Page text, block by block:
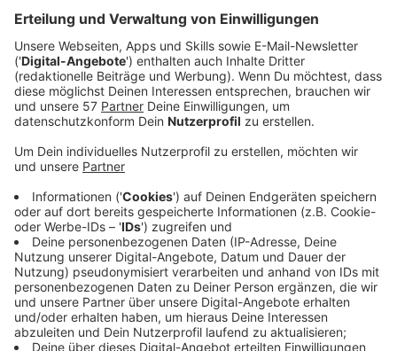
die meisten Einsätze geflogen. Laut der neuen
Luftrettungsbilanz des ADAC für 2024 war „Christoph
Europa 1“ mit 1684 Einsätzen am häufigsten
unterwegs. (Im Jahr 2023 ist er noch 1715 Mal zu
Rettungseinsätzen abgehoben.)
Ursache Nummer eins waren für die ADAC-
Rettungshubschrauber in rund 44 Prozent der Flüge
Verletzungen nach Unfällen, also nach Freizeit-,
Sport-, Schul- und Verkehrsunfällen. Danach folgten
Notfälle des Herzkreislauf-Systems (z.B. Herzinfarkt)
mit rund 23 Prozent - und in 13 Prozent neurologische
Notfälle wie zum Beispiel ein Schlaganfall.
Der Einsatzradius rund um die ADAC
Luftrettungsstationen beträgt ca. 50 bis 70 Kilometer.